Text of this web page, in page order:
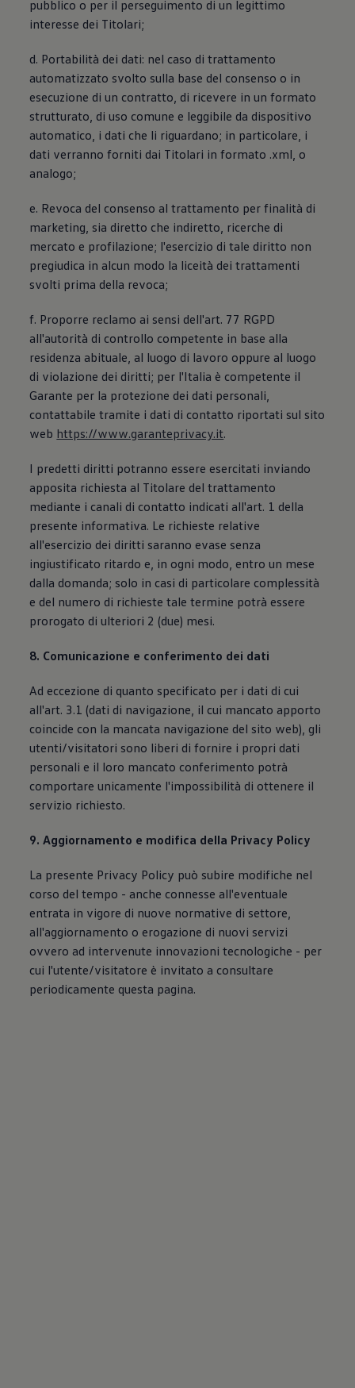
pubblico o per il perseguimento di un legittimo
interesse dei Titolari;
d. Portabilità dei dati: nel caso di trattamento
automatizzato svolto sulla base del consenso o in
esecuzione di un contratto, di ricevere in un formato
strutturato, di uso comune e leggibile da dispositivo
automatico, i dati che li riguardano; in particolare, i
dati verranno forniti dai Titolari in formato .xml, o
analogo;
e. Revoca del consenso al trattamento per finalità di
marketing, sia diretto che indiretto, ricerche di
mercato e profilazione; l'esercizio di tale diritto non
pregiudica in alcun modo la liceità dei trattamenti
svolti prima della revoca;
f. Proporre reclamo ai sensi dell'art. 77 RGPD
all'autorità di controllo competente in base alla
residenza abituale, al luogo di lavoro oppure al luogo
di violazione dei diritti; per l'Italia è competente il
Garante per la protezione dei dati personali,
contattabile tramite i dati di contatto riportati sul sito
web https://www.garanteprivacy.it.
I predetti diritti potranno essere esercitati inviando
apposita richiesta al Titolare del trattamento
mediante i canali di contatto indicati all'art. 1 della
presente informativa. Le richieste relative
all'esercizio dei diritti saranno evase senza
ingiustificato ritardo e, in ogni modo, entro un mese
dalla domanda; solo in casi di particolare complessità
e del numero di richieste tale termine potrà essere
prorogato di ulteriori 2 (due) mesi.
8. Comunicazione e conferimento dei dati
Ad eccezione di quanto specificato per i dati di cui
all'art. 3.1 (dati di navigazione, il cui mancato apporto
coincide con la mancata navigazione del sito web), gli
utenti/visitatori sono liberi di fornire i propri dati
personali e il loro mancato conferimento potrà
comportare unicamente l'impossibilità di ottenere il
servizio richiesto.
9. Aggiornamento e modifica della Privacy Policy
La presente Privacy Policy può subire modifiche nel
corso del tempo - anche connesse all'eventuale
entrata in vigore di nuove normative di settore,
all'aggiornamento o erogazione di nuovi servizi
ovvero ad intervenute innovazioni tecnologiche - per
cui l'utente/visitatore è invitato a consultare
periodicamente questa pagina.